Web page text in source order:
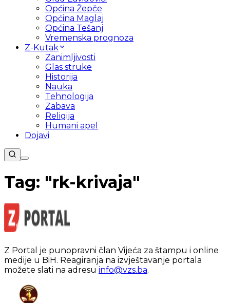
Općina Žepče
Općina Maglaj
Općina Tešanj
Vremenska prognoza
Z-Kutak
Zanimljivosti
Glas struke
Historija
Nauka
Tehnologija
Zabava
Religija
Humani apel
Dojavi
Tag: "rk-krivaja"
Z Portal je punopravni član Vijeća za štampu i online
medije u BiH. Reagiranja na izvještavanje portala
možete slati na adresu info@vzs.ba.